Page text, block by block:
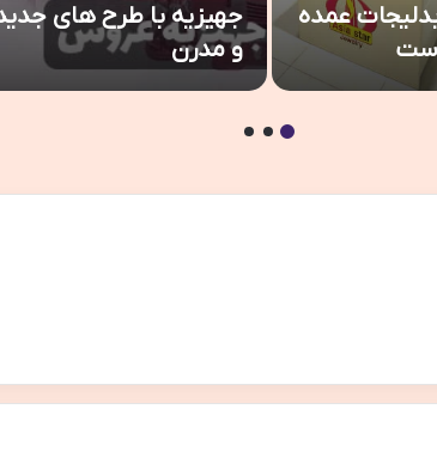
عمده
جهیزیه با طرح های
و مدرن